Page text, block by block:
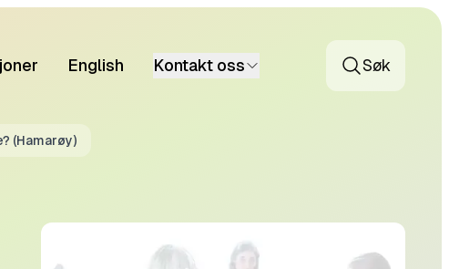
English Kontakt oss Søk
(Hamarøy)